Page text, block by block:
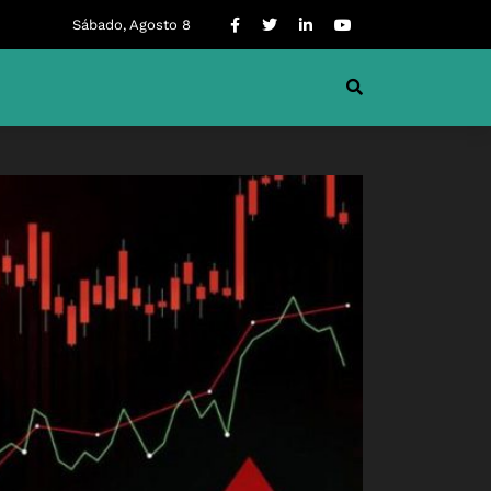
Sábado, Agosto 8